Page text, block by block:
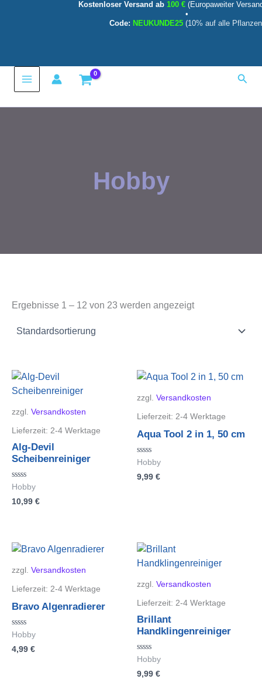
Kostenloser Versand ab 100 € (Europaweiter
•
Code: NEUKUNDE25 (10% auf alle
Main
Hobby
Ergebnisse 1 – 12 von 23 werden angezeigt
zzgl. Versandkosten
Lieferzeit: 2-4 Werktage
Alg-Devil
Scheibenreiniger
Bewertet
0
Hobby
10,99 €
zzgl. Versandkosten
Lieferzeit: 2-4 Werktage
Aqua Tool 2 in 1, 50 cm
Bewertet
0
Hobby
9,99 €
zzgl. Versandkosten
Lieferzeit: 2-4 Werktage
Bravo Algenradierer
Bewertet
0
Hobby
4,99 €
zzgl. Versandkosten
Lieferzeit: 2-4 Werktage
Brillant
Handklingenreiniger
Bewertet
0
Hobby
9,99 €